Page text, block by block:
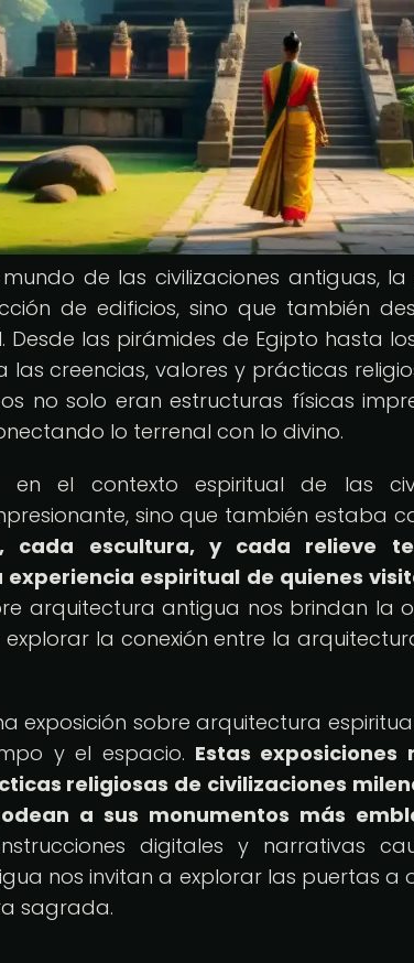
de las civilizaciones antiguas,
de edificios, sino que también
Desde las pirámides de Egipto hasta
las creencias, valores y prácticas
no solo eran estructuras físicas
lo terrenal con lo divino.
en el contexto espiritual de las
sino que también estaba
cada escultura, y cada relieve
espiritual de quienes
arquitectura antigua nos brindan la
la conexión entre la
exposición sobre arquitectura
y el espacio. Estas
religiosas de civilizaciones
a sus monumentos más
digitales y narrativas
nos invitan a explorar las puertas a
sagrada.